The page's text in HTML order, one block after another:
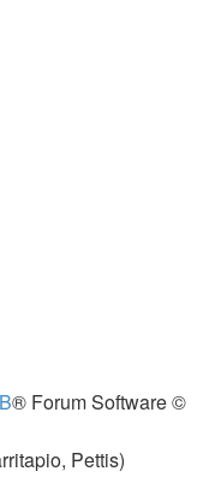
® Forum Software ©
Pettis)